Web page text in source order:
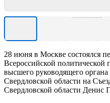
28 июня в Москве состоялся
Всероссийской
высшего руководящего
Свердловской области на
Свердловской области Денис